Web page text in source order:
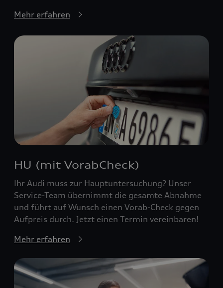
Mehr erfahren
HU (mit VorabCheck)
Ihr Audi muss zur Hauptuntersuchung? Unser
Service-Team übernimmt die gesamte Abnahme
und führt auf Wunsch einen Vorab-Check gegen
Aufpreis durch. Jetzt einen Termin vereinbaren!
Mehr erfahren